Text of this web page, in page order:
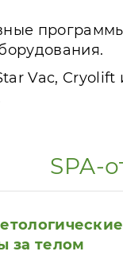
Vac,
SPA-
за телом